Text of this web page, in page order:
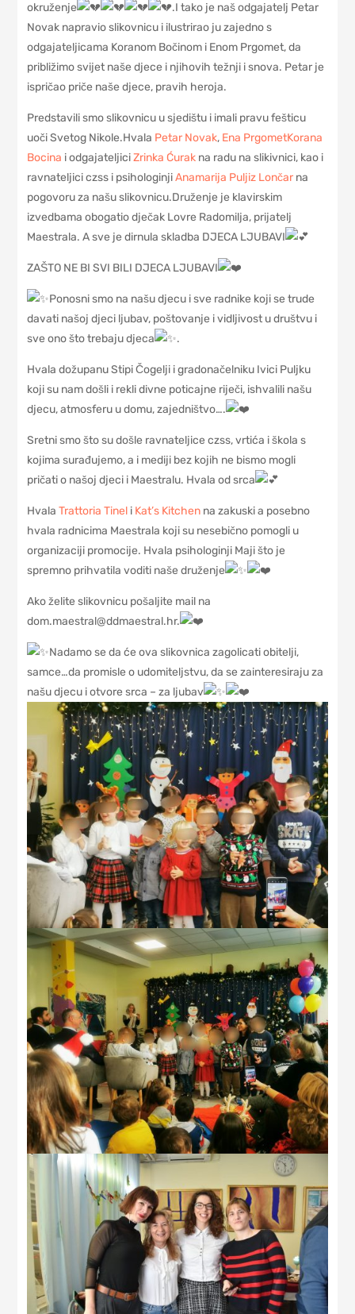
okruženje
.I tako je naš odgajatelj Petar
Novak napravio slikovnicu i ilustrirao ju zajedno s
odgajateljicama Koranom Bočinom i Enom Prgomet, da
približimo svijet naše djece i njihovih težnji i snova. Petar je
ispričao priče naše djece, pravih heroja.
Predstavili smo slikovnicu u sjedištu i imali pravu fešticu
uoči Svetog Nikole.Hvala Petar Novak, Ena PrgometKorana
Bocina i odgajateljiciZrinka Ćurak na radu na slikivnici, kao i
ravnateljici czss i psihologinjiAnamarija Puljiz Lončar na
pogovoru za našu slikovnicu.Druženje je klavirskim
izvedbama obogatio dječak Lovre Radomilja, prijatelj
Maestrala. A sve je dirnula skladba DJECA LJUBAVI
ZAŠTO NE BI SVI BILI DJECA LJUBAVI
Ponosni smo na našu djecu i sve radnike koji se trude
davati našoj djeci ljubav, poštovanje i vidljivost u društvu i
sve ono što trebaju djeca
.
Hvala dožupanu Stipi Čogelji i gradonačelniku Ivici Puljku
koji su nam došli i rekli divne poticajne riječi, ishvalili našu
djecu, atmosferu u domu, zajedništvo….
Sretni smo što su došle ravnateljice czss, vrtića i škola s
kojima surađujemo, a i mediji bez kojih ne bismo mogli
pričati o našoj djeci i Maestralu. Hvala od srca
HvalaTrattoria Tinel i Kat’s Kitchen na zakuski a posebno
hvala radnicima Maestrala koji su nesebično pomogli u
organizaciji promocije. Hvala psihologinji Maji što je
spremno prihvatila voditi naše druženje
Ako želite slikovnicu pošaljite mail na
dom.maestral@ddmaestral.hr.
Nadamo se da će ova slikovnica zagolicati obitelji,
samce…da promisle o udomiteljstvu, da se zainteresiraju za
našu djecu i otvore srca – za ljubav